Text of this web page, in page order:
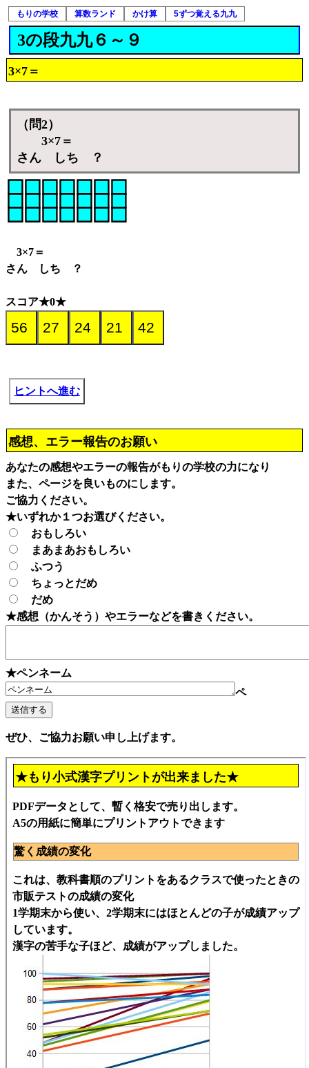
もりの学校 算数ランド かけ算 5ずつ覚える九九
3の段九九６～９
3×7＝
（問2）
3×7＝
さん しち ？
3×7＝
さん しち ？
スコア★0★
ヒントへ進む
感想、エラー報告のお願い
あなたの感想やエラーの報告がもりの学校の力になり
また、ページを良いものにします。
ご協力ください。
★いずれか１つお選びください。
おもしろい
まあまあおもしろい
ふつう
ちょっとだめ
だめ
★感想（かんそう）やエラーなどを書きください。
★ペンネーム
ペ
ぜひ、ご協力お願い申し上げます。